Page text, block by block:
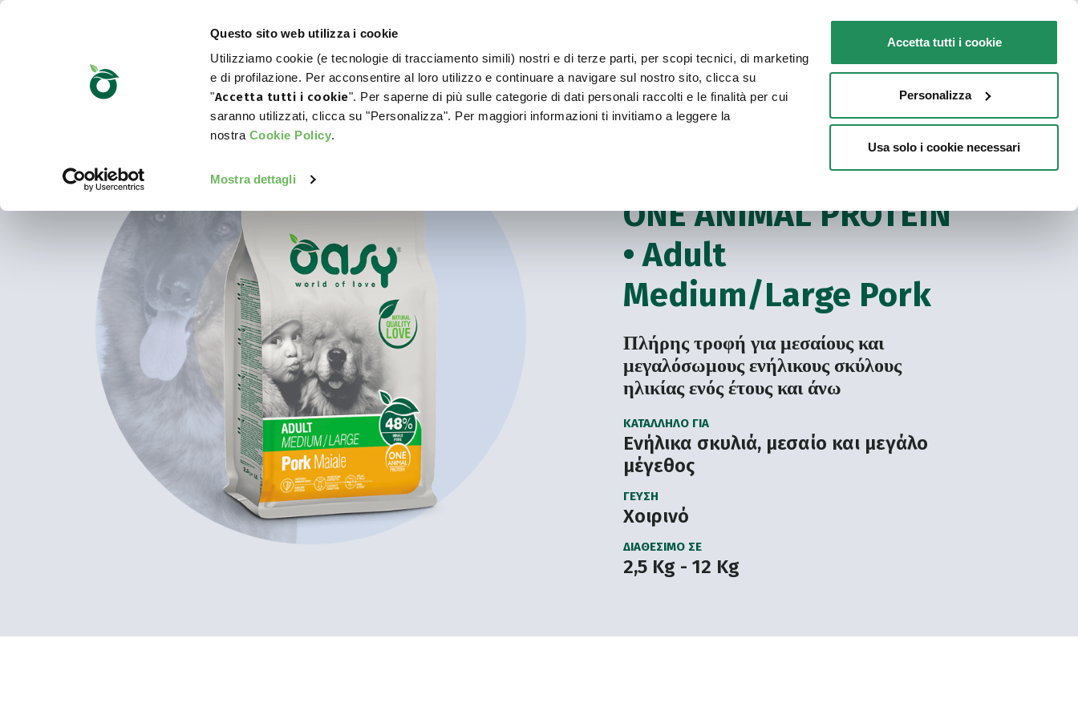
Questo sito web utilizza i cookie
Utilizziamo cookie (e tecnologie di tracciamento simili) nostri e di terze parti, per scopi tecnici, di marketing
e di profilazione. Per acconsentire al loro utilizzo e continuare a navigare sul nostro sito, clicca su
"Accetta tutti i cookie". Per saperne di più sulle categorie di dati personali raccolti e le finalità per cui
saranno utilizzati, clicca su "Personalizza". Per maggiori informazioni ti invitiamo a leggere la
nostra Cookie Policy.
Mostra dettagli
Accetta tutti i cookie
Personalizza
Usa solo i cookie necessari
Επικοινωνία
WORLD OF LOVE ΓΙΑ ΤΟΝ ΣΚΎΛΟ ΣΑΣ ΓΙΑ ΤΗ ΓΆΤΑ ΣΑΣ ΣΗΜΕΙΑ ΠΩΛΗΣΗΣ
Ξηρή τροφή One Animal Protein
ONE ANIMAL PROTEIN
• Adult
Medium/Large Pork
Πλήρης τροφή για μεσαίους και
μεγαλόσωμους ενήλικους σκύλους
ηλικίας ενός έτους και άνω
ΚΑΤΆΛΛΗΛΟ ΓΙΑ
Ενήλικα σκυλιά, μεσαίο και μεγάλο
μέγεθος
ΓΕΎΣΗ
Χοιρινό
ΔΙΑΘΈΣΙΜΟ ΣΕ
2,5 Kg - 12 Kg